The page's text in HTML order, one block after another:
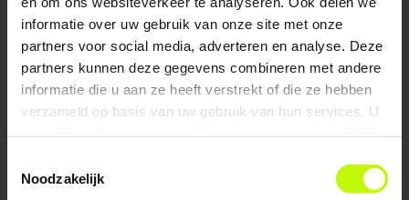
informatie over uw gebruik van onze site met onze
partners voor social media, adverteren en analyse. Deze
partners kunnen deze gegevens combineren met andere
informatie die u aan ze heeft verstrekt of die ze hebben
verzameld op basis van uw gebruik van hun services. U
Noodzakelijk
Wil je regelmatig gratis gezonde recepten in je
inbox ontvangen? Schrijf je dan in voor onze
nieuwsbrief: